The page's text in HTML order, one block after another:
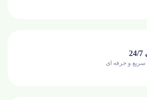
و حرفه ای